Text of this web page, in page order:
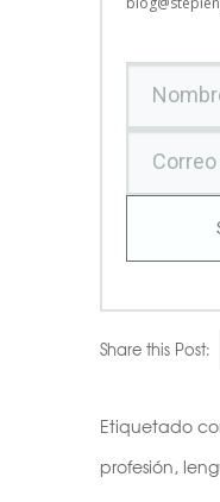
Share this Post:
Etiquetado
profesión,